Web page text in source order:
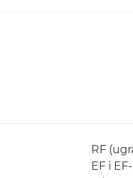
RF
EF i